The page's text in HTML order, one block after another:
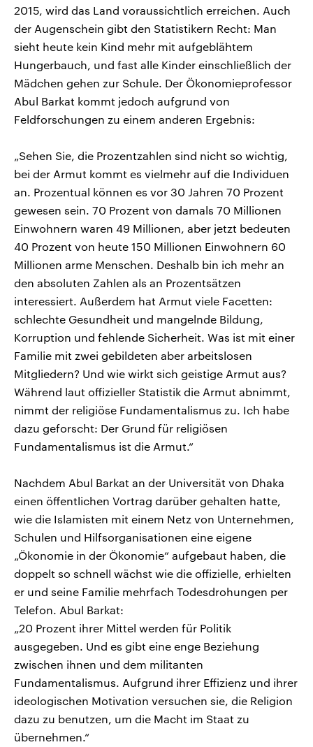
2015, wird das Land voraussichtlich erreichen. Auch
der Augenschein gibt den Statistikern Recht: Man
sieht heute kein Kind mehr mit aufgeblähtem
Hungerbauch, und fast alle Kinder einschließlich der
Mädchen gehen zur Schule. Der Ökonomieprofessor
Abul Barkat kommt jedoch aufgrund von
Feldforschungen zu einem anderen Ergebnis:
„Sehen Sie, die Prozentzahlen sind nicht so wichtig,
bei der Armut kommt es vielmehr auf die Individuen
an. Prozentual können es vor 30 Jahren 70 Prozent
gewesen sein. 70 Prozent von damals 70 Millionen
Einwohnern waren 49 Millionen, aber jetzt bedeuten
40 Prozent von heute 150 Millionen Einwohnern 60
Millionen arme Menschen. Deshalb bin ich mehr an
den absoluten Zahlen als an Prozentsätzen
interessiert. Außerdem hat Armut viele Facetten:
schlechte Gesundheit und mangelnde Bildung,
Korruption und fehlende Sicherheit. Was ist mit einer
Familie mit zwei gebildeten aber arbeitslosen
Mitgliedern? Und wie wirkt sich geistige Armut aus?
Während laut offizieller Statistik die Armut abnimmt,
nimmt der religiöse Fundamentalismus zu. Ich habe
dazu geforscht: Der Grund für religiösen
Fundamentalismus ist die Armut.“
Nachdem Abul Barkat an der Universität von Dhaka
einen öffentlichen Vortrag darüber gehalten hatte,
wie die Islamisten mit einem Netz von Unternehmen,
Schulen und Hilfsorganisationen eine eigene
„Ökonomie in der Ökonomie“ aufgebaut haben, die
doppelt so schnell wächst wie die offizielle, erhielten
er und seine Familie mehrfach Todesdrohungen per
Telefon. Abul Barkat:
„20 Prozent ihrer Mittel werden für Politik
ausgegeben. Und es gibt eine enge Beziehung
zwischen ihnen und dem militanten
Fundamentalismus. Aufgrund ihrer Effizienz und ihrer
ideologischen Motivation versuchen sie, die Religion
dazu zu benutzen, um die Macht im Staat zu
übernehmen.“